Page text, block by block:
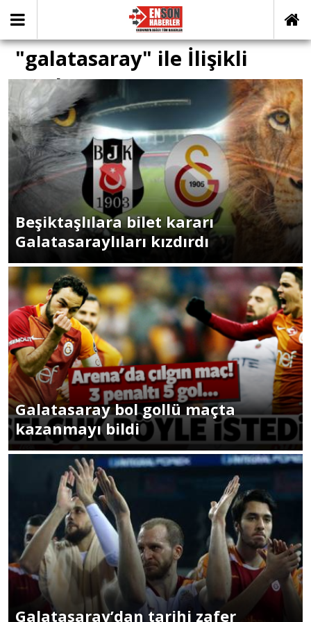
"galatasaray" ile İlişikli
yazılar
Beşiktaşlılara bilet kararı
Galatasaraylıları kızdırdı
Galatasaray bol gollü maçta
kazanmayı bildi
Galatasaray’dan tarihi zafer